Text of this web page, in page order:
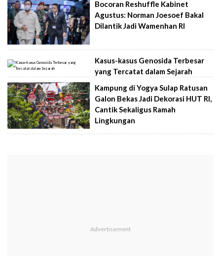
Bocoran Reshuffle Kabinet
Agustus: Norman Joesoef Bakal
Dilantik Jadi Wamenhan RI
Kasus-kasus Genosida Terbesar
yang Tercatat dalam Sejarah
Kampung di Yogya Sulap Ratusan
Galon Bekas Jadi Dekorasi HUT RI,
Cantik Sekaligus Ramah
Lingkungan